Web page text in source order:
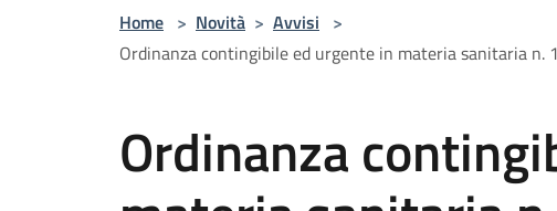
Home > Novità > Avvisi >
Ordinanza contingibile ed urgente in materia sanitaria
Ordinanza